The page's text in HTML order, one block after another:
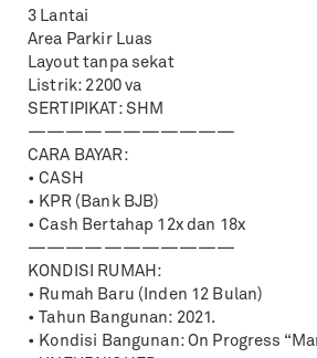
3 Lantai
Area Parkir Luas
Layout tanpa sekat
Listrik: 2200 va
SERTIPIKAT: SHM
———————————
CARA BAYAR:
• CASH
• KPR (Bank BJB)
• Cash Bertahap 12x dan 18x
———————————
KONDISI RUMAH:
• Rumah Baru (Inden 12 Bulan)
• Tahun Bangunan: 2021.
• Kondisi Bangunan: On Progress